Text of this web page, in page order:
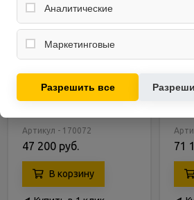
Сплит-система Aqua AQ-
Артикул - 170072
47 200 руб.
В корзину
71
заказа, корзина, вход в личный
Аналитические
Собирают обезличенную информацию
использовании сайта (например,
Маркетинговые
предложений на основе ваших
Разрешить все